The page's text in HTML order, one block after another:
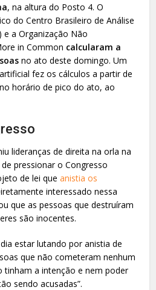
, na altura do Posto 4. O
do Centro Brasileiro de Análise
e a Organização Não
in Common calcularam a
no ato deste domingo. Um
fez os cálculos a partir de
horário de pico do ato, ao
lideranças de direita na orla na
pressionar o Congresso
de lei queanistia os
interessado nessa
que as pessoas que destruíram
são inocentes.
estar lutando por anistia de
que não cometeram nenhum
tinham a intenção e nem poder
sendo acusadas”.